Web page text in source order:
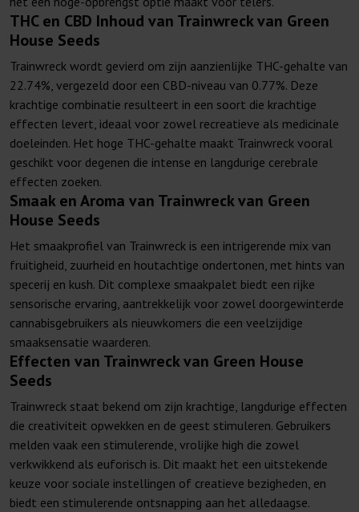
THC en CBD Inhoud van Trainwreck van Green
House Seeds
Trainwreck wordt gevierd om zijn aanzienlijke THC-gehalte van
22.74%, vergezeld door een CBD-niveau van 0.77%. Deze
krachtige combinatie resulteert in een soort die krachtige
effecten levert, ideaal voor zowel recreatieve als medicinale
doeleinden. Het hoge THC-gehalte maakt Trainwreck vooral
geschikt voor degenen die intense en langdurige cerebrale
effecten zoeken.
Smaak en Aroma van Trainwreck van Green
House Seeds
Het smaakprofiel van Trainwreck is een intrigerende mix van
fruitigheid, zuurheid en houtachtige ondertonen, met hints van
specerij en kush. Dit complexe smaakpalet biedt een rijke
sensorische ervaring, aantrekkelijk voor zowel doorgewinterde
cannabisgebruikers als nieuwkomers die een veelzijdige
smaaksensatie waarderen.
Effecten van Trainwreck van Green House
Seeds
Trainwreck staat bekend om zijn krachtige, langdurige effecten
die creativiteit opwekken en de geest stimuleren. Gebruikers
melden vaak een stimulerende, vrolijke high die zowel
verkwikkend als euforisch is. Dit maakt het een uitstekende
keuze voor sociale instellingen of creatieve bezigheden, en
biedt een stimulerende ontsnapping aan het alledaagse.